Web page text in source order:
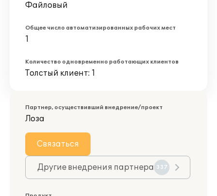
Файловый
Общее число автоматизированных рабочих мест
1
Количество одновременно работающих клиентов
Толстый клиент: 1
Партнер, осуществивший внедрение/проект
Лоза
Связаться
Другие внедрения партнера 337